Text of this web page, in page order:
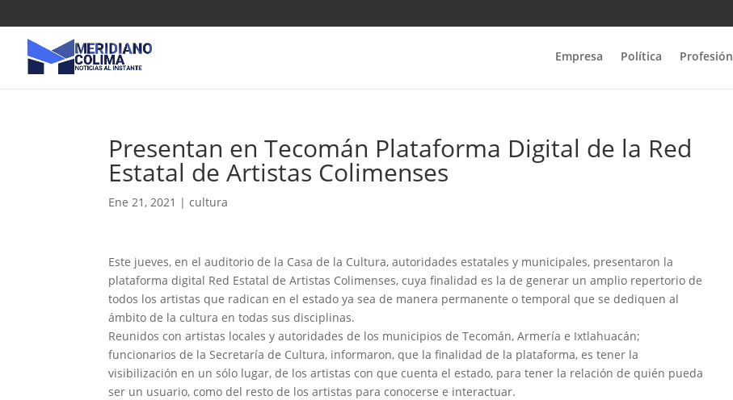
Empresa Política Profesión
Presentan en Tecomán Plataforma Digital de la Red
Estatal de Artistas Colimenses
Ene 21, 2021 |cultura
Este jueves, en el auditorio de la Casa de la Cultura, autoridades estatales y municipales, presentaron la
plataforma digital Red Estatal de Artistas Colimenses, cuya finalidad es la de generar un amplio repertorio de
todos los artistas que radican en el estado ya sea de manera permanente o temporal que se dediquen al
ámbito de la cultura en todas sus disciplinas.
Reunidos con artistas locales y autoridades de los municipios de Tecomán, Armería e Ixtlahuacán;
funcionarios de la Secretaría de Cultura, informaron, que la finalidad de la plataforma, es tener la
visibilización en un sólo lugar, de los artistas con que cuenta el estado, para tener la relación de quién pueda
ser un usuario, como del resto de los artistas para conocerse e interactuar.